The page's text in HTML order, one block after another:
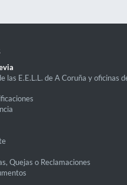
las E.E.L.L. de A Coruña y oficinas
Quejas o Reclamaciones